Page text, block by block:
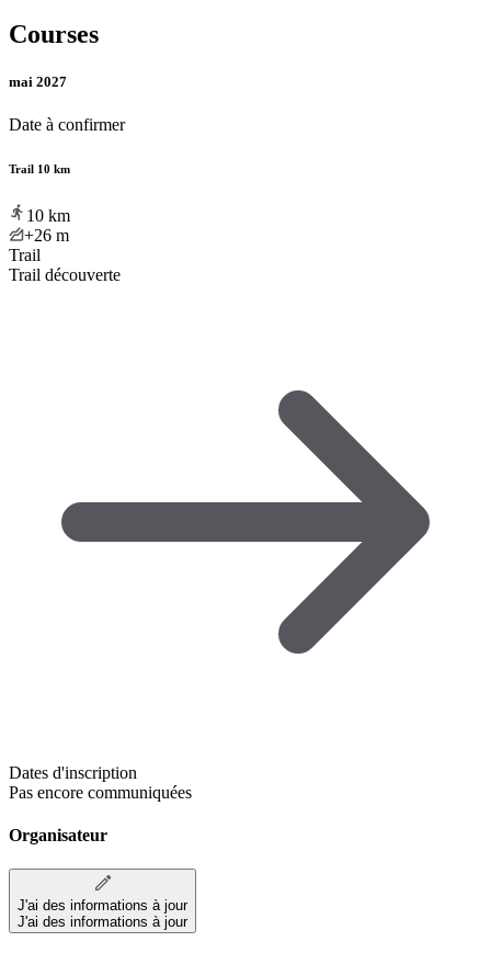
Courses
mai 2027
Date à confirmer
Trail 10 km
10 km
+26 m
Trail
Trail découverte
Dates d'inscription
Pas encore communiquées
Organisateur
J'ai des informations à jour
J'ai des informations à jour